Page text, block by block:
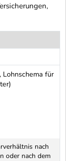
Lohnschema für
nach
oder nach dem